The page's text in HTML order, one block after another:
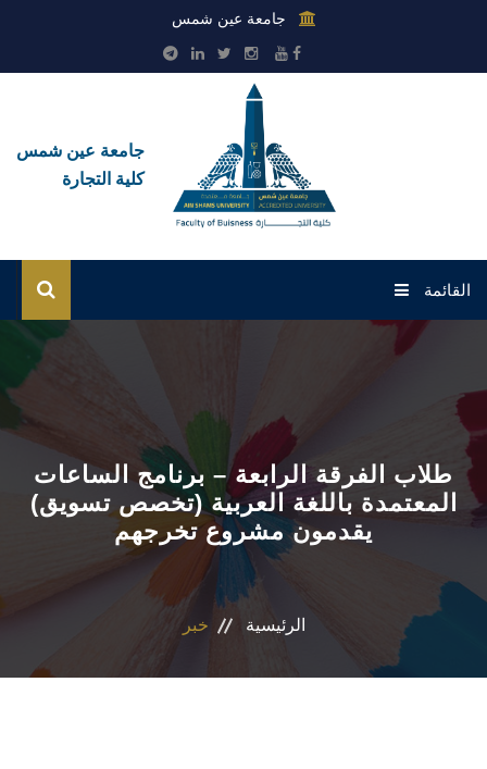
جامعة عين شمس
جامعة عين شمس
كلية التجارة
القائمة
الرئيسية
القطاعات
الأقسام العلمية
طلاب الفرقة الرابعة – برنامج الساعات
المعتمدة باللغة العربية (تخصص تسويق)
يقدمون مشروع تخرجهم
الرئيسية خبر